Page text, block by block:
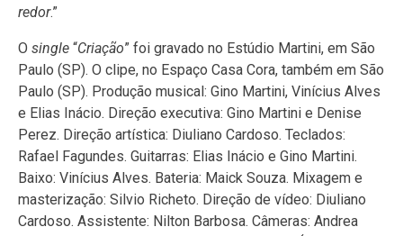
redor.”
O single “Criação” foi gravado no Estúdio Martini, em São
Paulo (SP). O clipe, no Espaço Casa Cora, também em São
Paulo (SP). Produção musical: Gino Martini, Vinícius Alves
e Elias Inácio. Direção executiva: Gino Martini e Denise
Perez. Direção artística: Diuliano Cardoso. Teclados:
Rafael Fagundes. Guitarras: Elias Inácio e Gino Martini.
Baixo: Vinícius Alves. Bateria: Maick Souza. Mixagem e
masterização: Silvio Richeto. Direção de vídeo: Diuliano
Cardoso. Assistente: Nilton Barbosa. Câmeras: Andrea